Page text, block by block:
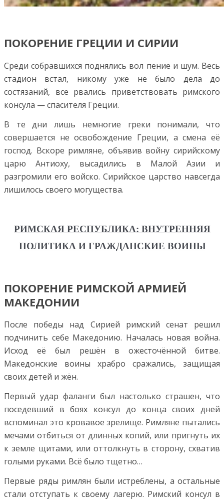
ПОКОРЕНИЕ ГРЕЦИИ И СИРИИ
Среди собравшихся поднялись вол пение и шум. Весь
стадион встал, никому уже не было дела до
состязаний, все рвались приветствовать римского
консула — спасителя Греции.
В те дни лишь немногие греки понимали, что
совершается не освобождение Греции, а смена её
господ. Вскоре римляне, объявив войну сирийскому
царю Антиоху, высадились в Малой Азии и
разгромили его войско. Сирийское царство навсегда
лишилось своего могущества.
РИМСКАЯ РЕСПУБЛИКА: ВНУТРЕННЯЯ
ПОЛИТИКА И ГРАЖДАНСКИЕ ВОИНЫ
ПОКОРЕНИЕ РИМСКОЙ АРМИЕЙ
МАКЕДОНИИ
После победы над Сирией римский сенат решил
подчинить себе Македонию. Началась новая война.
Исход её был решён в ожесточённой битве.
Македонские воины храбро сражались, защищая
своих детей и жён.
Первый удар фаланги был настолько страшен, что
поседевший в боях консул до конца своих дней
вспоминал это кровавое зрелище. Римляне пытались
мечами отбиться от длинных копий, или пригнуть их
к земле щитами, или оттолкнуть в сторону, схватив
голыми руками. Всё было тщетно…
Первые ряды римлян были истреблены, а остальные
стали отступать к своему лагерю. Римский консул в